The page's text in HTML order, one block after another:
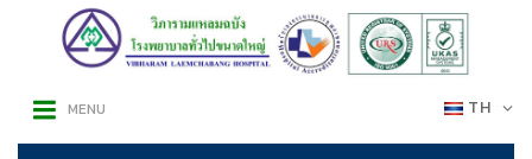
TH
MENU